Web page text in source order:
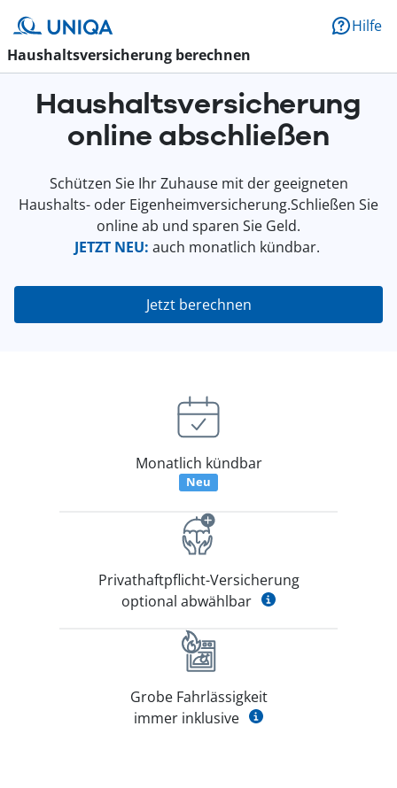
Haushaltsversicherung berechnen
Hilfe
Haushaltsversicherung
online abschließen
Schützen Sie Ihr Zuhause mit der geeigneten
Haushalts- oder Eigenheimversicherung.Schließen Sie
online ab und sparen Sie Geld.
JETZT NEU: auch monatlich kündbar.
Jetzt berechnen
Monatlich kündbar
Neu
Privathaftpflicht-Versicherung
optional abwählbar
Grobe Fahrlässigkeit
immer inklusive